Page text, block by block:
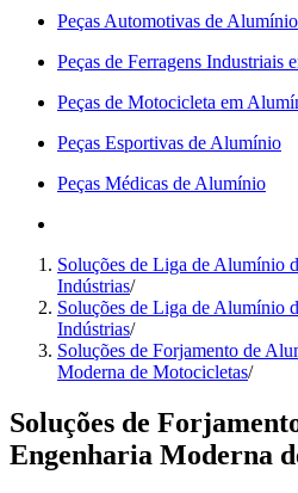
Peças Automotivas de Alumínio
Peças de Ferragens Industriais
Peças de Motocicleta em
Peças Esportivas de Alumínio
Peças Médicas de Alumínio
Soluções de Liga de Alumínio
Indústrias/
Soluções de Liga de Alumínio
Indústrias/
Soluções de Forjamento de
Moderna de Motocicletas/
Soluções de
Engenharia Moderna